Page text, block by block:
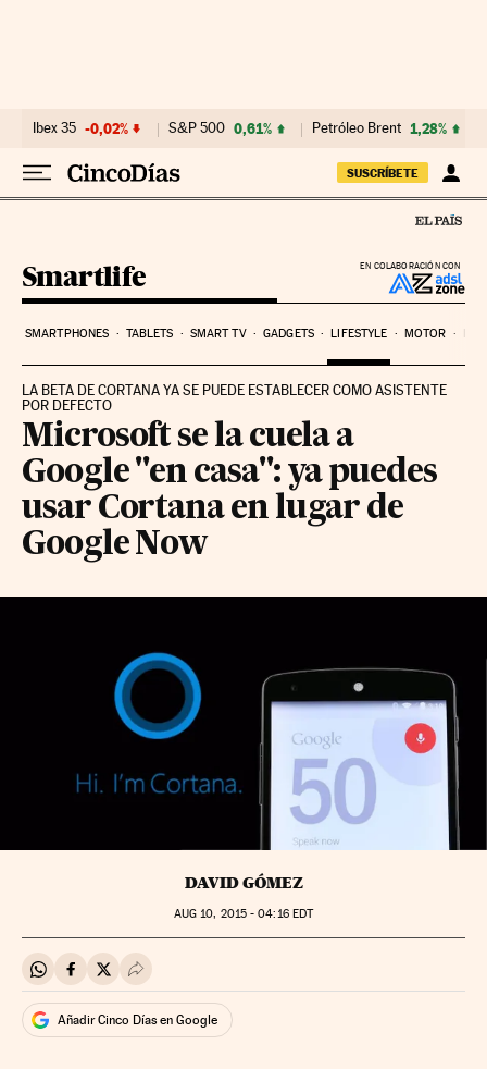
Ibex 35 -0,02% S&P 500 0,61% Petróleo Brent 1,28%
SUSCRÍBETE
EN COLABORACIÓN CON
Smartlife
SMARTPHONES TABLETS SMART TV GADGETS LIFESTYLE MOTOR
LA BETA DE CORTANA YA SE PUEDE ESTABLECER COMO ASISTENTE
POR DEFECTO
Microsoft se la cuela a
Google "en casa": ya puedes
usar Cortana en lugar de
Google Now
DAVID GÓMEZ
AUG 10, 2015 - 04:16EDT
Compartir en Whatsapp
Compartir en Facebook
Compartir en Twitter
Desplegar Redes Sociales
Añadir Cinco Días en Google